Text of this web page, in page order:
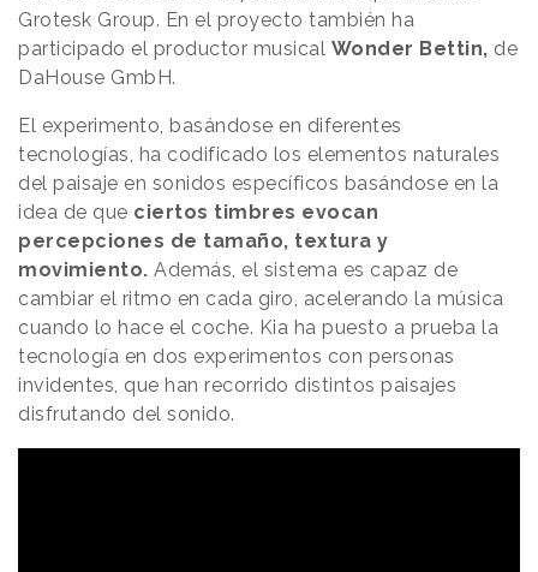
Grotesk Group. En el proyecto también ha
participado el productor musical Wonder Bettin, de
DaHouse GmbH.
El experimento, basándose en diferentes
tecnologías, ha codificado los elementos naturales
del paisaje en sonidos específicos basándose en la
idea de que ciertos timbres evocan
percepciones de tamaño, textura y
movimiento. Además, el sistema es capaz de
cambiar el ritmo en cada giro, acelerando la música
cuando lo hace el coche. Kia ha puesto a prueba la
tecnología en dos experimentos con personas
invidentes, que han recorrido distintos paisajes
disfrutando del sonido.